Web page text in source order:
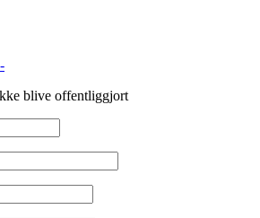
-
blive offentliggjort